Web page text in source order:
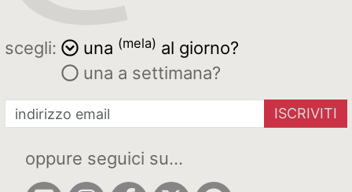
scegli: una (mela) al giorno?
una a settimana?
ISCRIVITI
oppure seguici su...